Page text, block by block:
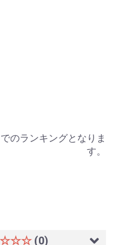
のランキングとなりま
す。
(0)